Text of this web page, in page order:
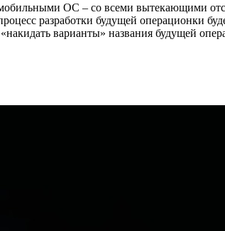
ОС – со всеми вытекающими
разработки будущей операционки
варианты» названия будущей